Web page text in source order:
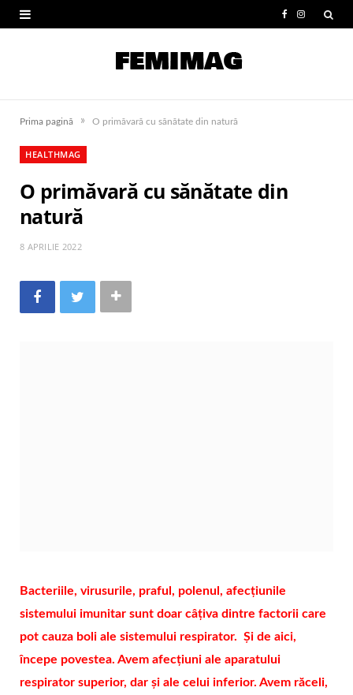
e
I
t
Prima pagină » O primăvară cu sănătate din natură
HEALTHMAG
O primăvară cu sănătate din
natură
8 APRILIE 2022
Bacteriile, virusurile, praful, polenul, afecțiunile
sistemului imunitar sunt doar câțiva dintre factorii care
pot cauza boli ale sistemului respirator. Și de aici,
începe povestea. Avem afecțiuni ale aparatului
respirator superior, dar și ale celui inferior. Avem răceli,